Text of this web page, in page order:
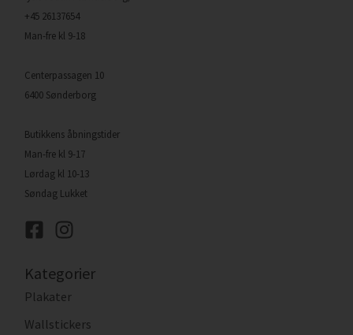
+45 26137654
Man-fre kl 9-18
Centerpassagen 10
6400 Sønderborg
Butikkens åbningstider
Man-fre kl 9-17
Lørdag kl 10-13
Søndag Lukket
Kategorier
Plakater
Wallstickers